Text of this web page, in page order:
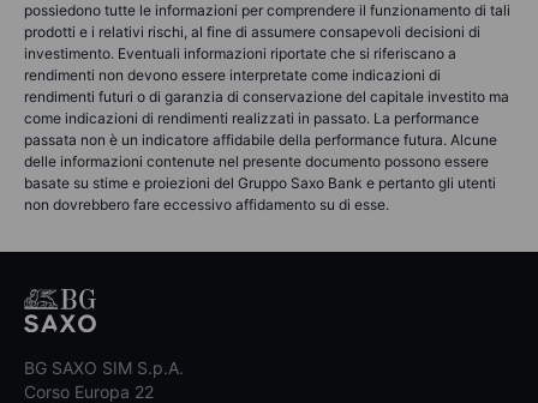
possiedono tutte le informazioni per comprendere il funzionamento di tali
prodotti e i relativi rischi, al fine di assumere consapevoli decisioni di
investimento. Eventuali informazioni riportate che si riferiscano a
rendimenti non devono essere interpretate come indicazioni di
rendimenti futuri o di garanzia di conservazione del capitale investito ma
come indicazioni di rendimenti realizzati in passato. La performance
passata non è un indicatore affidabile della performance futura. Alcune
delle informazioni contenute nel presente documento possono essere
basate su stime e proiezioni del Gruppo Saxo Bank e pertanto gli utenti
non dovrebbero fare eccessivo affidamento su di esse.
BG SAXO SIM S.p.A.
Corso Europa 22